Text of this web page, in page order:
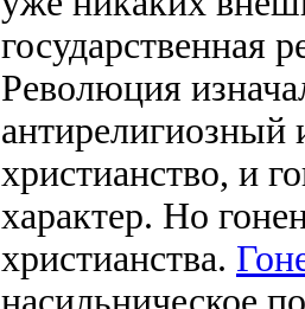
государственная
Революция
антирелигиозный
христианство, и
характер. Но
христианства.